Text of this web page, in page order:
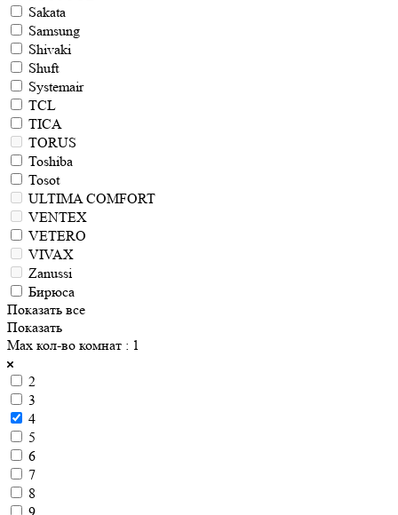
Sakata
Samsung
Shivaki
Shuft
Systemair
TCL
TICA
TORUS
Toshiba
Tosot
ULTIMA COMFORT
VENTEX
VETERO
VIVAX
Zanussi
Бирюса
Показать все
Показать
Max кол-во комнат : 1
2
3
4
5
6
7
8